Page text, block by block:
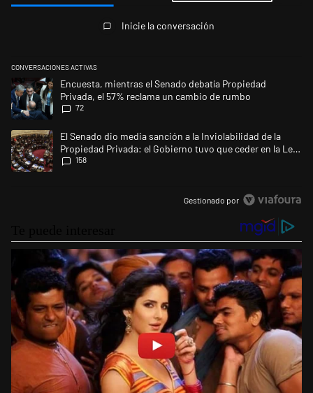
Inicie la conversación
CONVERSACIONES ACTIVAS
Este listado muestra los artículos con más comentarios en los últimos
Un artículo de tendencia con el título "Encuesta, mientras el Senado
Encuesta, mientras el Senado debatía Propiedad
Privada, el 57% reclama un cambio de rumbo
72
Un artículo de tendencia con el título "El Senado dio media sanción a
El Senado dio media sanción a la Inviolabilidad de la
Propiedad Privada: el Gobierno tuvo que ceder en la Ley
del Manejo del Fuego
158
Gestionado por